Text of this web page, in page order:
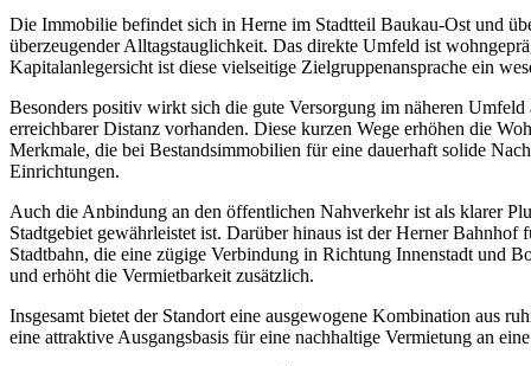
Die Immobilie befindet sich in Herne im Stadtteil Baukau-Ost und
überzeugender Alltagstauglichkeit. Das direkte Umfeld ist
Kapitalanlegersicht ist diese vielseitige Zielgruppenansprache ein
Besonders positiv wirkt sich die gute Versorgung im näheren
erreichbarer Distanz vorhanden. Diese kurzen Wege erhöhen die
Merkmale, die bei Bestandsimmobilien für eine dauerhaft solide
Einrichtungen.
Auch die Anbindung an den öffentlichen Nahverkehr ist als klarer
Stadtgebiet gewährleistet ist. Darüber hinaus ist der Herner
Stadtbahn, die eine zügige Verbindung in Richtung Innenstadt und
und erhöht die Vermietbarkeit zusätzlich.
Insgesamt bietet der Standort eine ausgewogene Kombination aus
eine attraktive Ausgangsbasis für eine nachhaltige Vermietung an